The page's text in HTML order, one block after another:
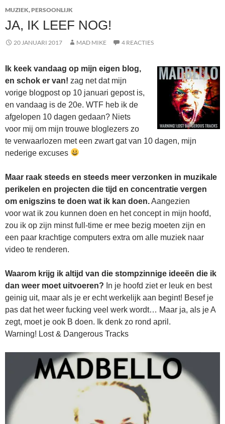
MUZIEK,PERSOONLIJK
JA, IK LEEF NOG!
20 JANUARI 2017 MAD MIKE 4 REACTIES
Ik keek vandaag op mijn eigen blog,
en schok er van! zag net dat mijn
vorige blogpost op 10 januari gepost is,
en vandaag is de 20e. WTF heb ik de
afgelopen 10 dagen gedaan? Niets
voor mij om mijn trouwe bloglezers zo
te verwaarlozen met een zwart gat van 10 dagen, mijn
nederige excuses
Maar raak steeds en steeds meer verzonken in muzikale
perikelen en projecten die tijd en concentratie vergen
om enigszins te doen wat ik kan doen.Aangezien
voor wat ik zou kunnen doen en het concept in mijn hoofd,
zou ik op zijn minst full-time er mee bezig moeten zijn en
een paar krachtige computers extra om alle muziek naar
video te renderen.
Waarom krijg ik altijd van die stompzinnige ideeën die ik
dan weer moet uitvoeren? In je hoofd ziet er leuk en best
geinig uit, maar als je er echt werkelijk aan begint! Besef je
pas dat het weer fucking veel werk wordt… Maar ja, als je A
zegt, moet je ook B doen. Ik denk zo rond april.
Warning! Lost & Dangerous Tracks